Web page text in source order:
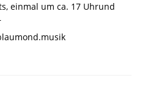
einmal um ca. 17 Uhrund